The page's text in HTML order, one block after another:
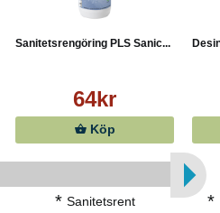
Sanitetsrengöring PLS Sanic...
64kr
Köp
* Sanitetsrent *